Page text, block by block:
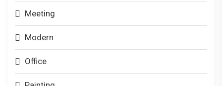
Meeting
Modern
Office